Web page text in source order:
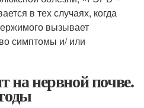
в тех случаях, когда
вызывает
симптомы и/ или
на нервной почве.